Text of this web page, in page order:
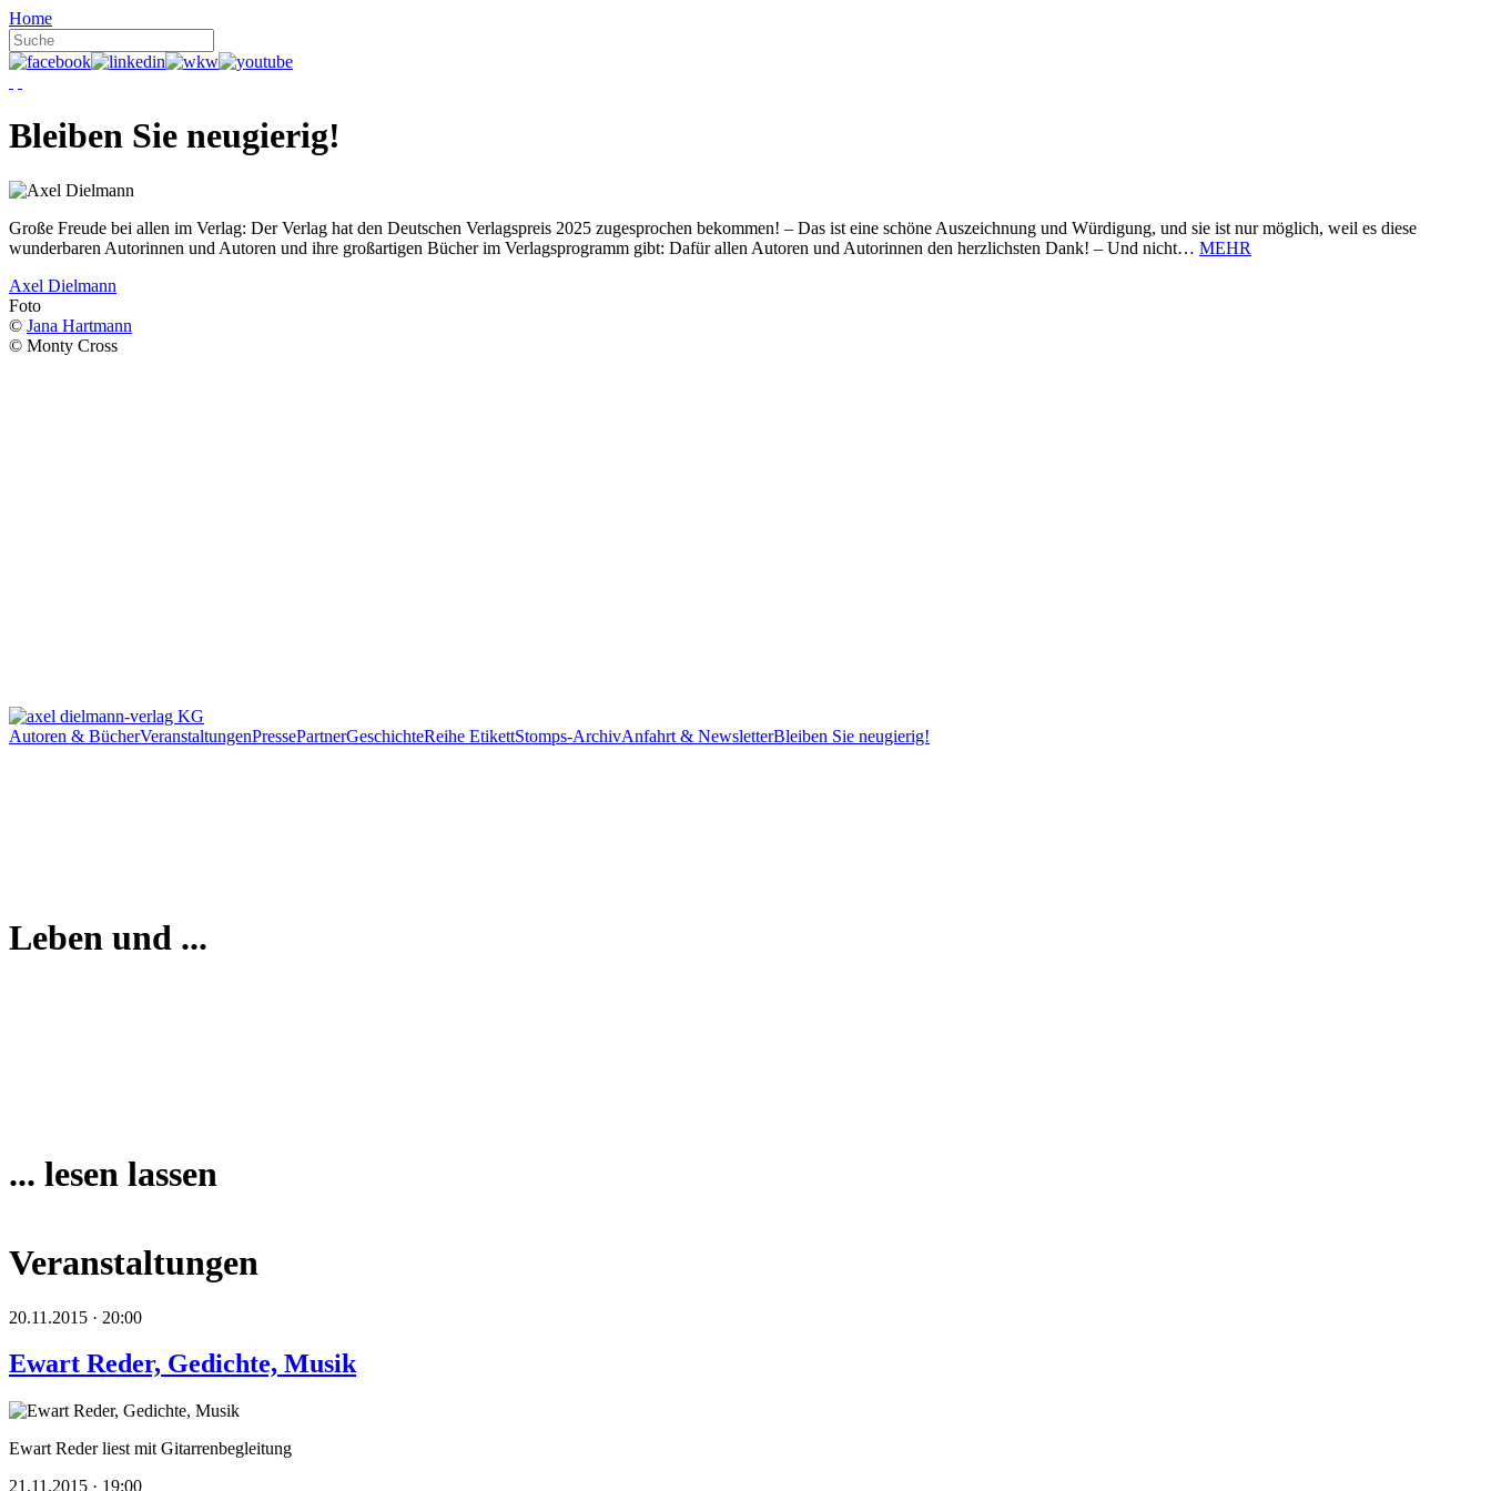
Home
Bleiben Sie neugierig!
Große Freude bei allen im Verlag: Der Verlag hat den Deutschen Verlagspreis 2025 zugesprochen bekommen! – Das ist eine schöne Auszeichnung und Würdigung, und sie ist nur möglich, weil es diese
wunderbaren Autorinnen und Autoren und ihre großartigen Bücher im Verlagsprogramm gibt: Dafür allen Autoren und Autorinnen den herzlichsten Dank! – Und nicht… MEHR
Axel Dielmann
Foto
© Jana Hartmann
© Monty Cross
Autoren & BücherVeranstaltungenPressePartnerGeschichteReihe EtikettStomps-ArchivAnfahrt & NewsletterBleiben Sie neugierig!
Leben und ...
... lesen lassen
Veranstaltungen
20.11.2015 · 20:00
Ewart Reder, Gedichte, Musik
Ewart Reder liest mit Gitarrenbegleitung
21.11.2015 · 19:00